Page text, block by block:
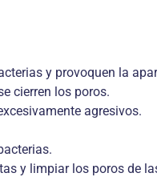
y provoquen la
cierren los poros.
agresivos.
y limpiar los poros de